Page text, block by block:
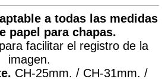
a todas las medidas
papel para chapas.
facilitar el registro de la
imagen.
CH-25mm. / CH-31mm. /